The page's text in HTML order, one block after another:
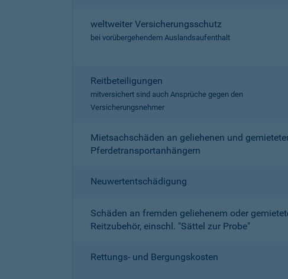
weltweiter Versicherungsschutz
bei vorübergehendem Auslandsaufenthalt
Reitbeteiligungen
mitversichert sind auch Ansprüche gegen den
Versicherungsnehmer
Mietsachschäden an geliehenen und
Pferdetransportanhängern
Neuwertentschädigung
Schäden an fremden geliehenem oder
Reitzubehör, einschl. "Sättel zur Probe"
Rettungs- und Bergungskosten